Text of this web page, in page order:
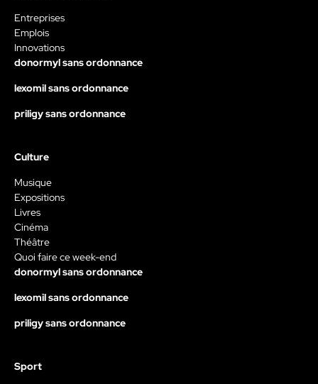
Entreprises
Emplois
Innovations
donormyl sans ordonnance
lexomil sans ordonnance
priligy sans ordonnance
Culture
Musique
Expositions
Livres
Cinéma
Théâtre
Quoi faire ce week-end
donormyl sans ordonnance
lexomil sans ordonnance
priligy sans ordonnance
Sport